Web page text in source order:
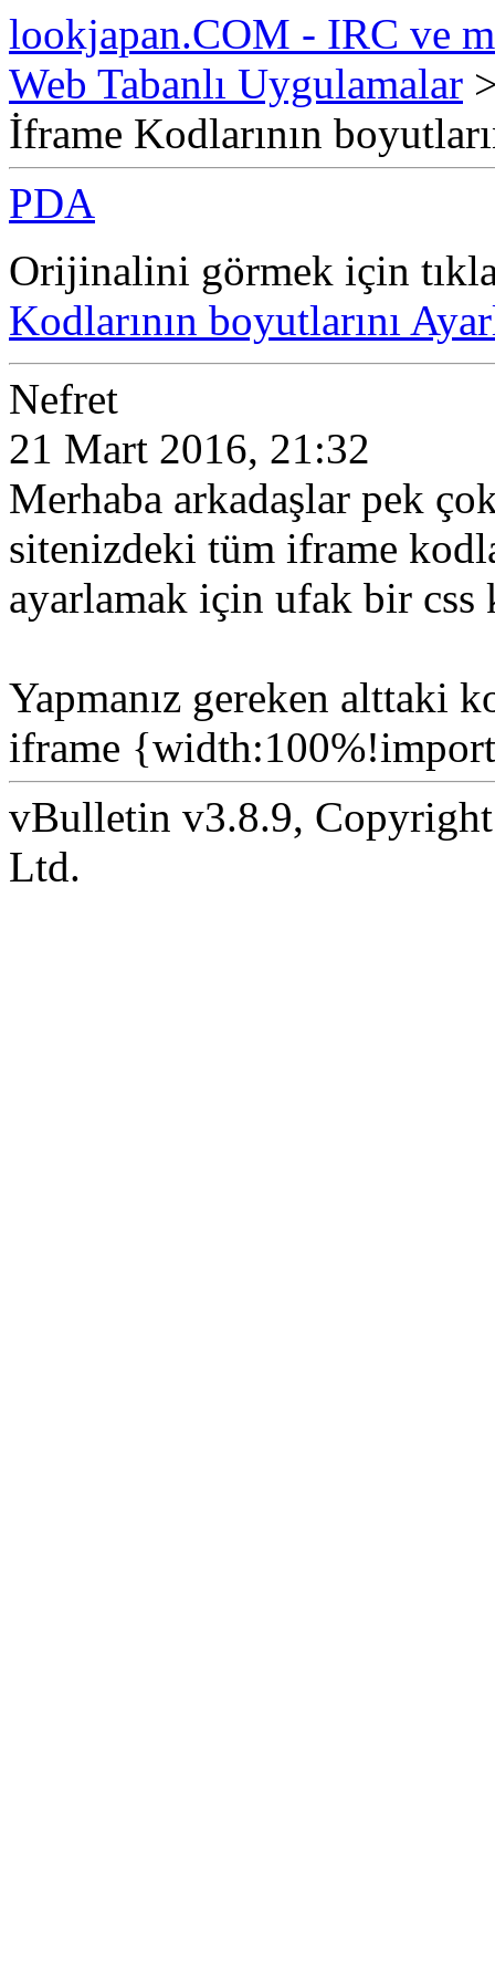
lookjapan.COM - IRC ve
Web Tabanlı Uygulamalar
İframe Kodlarının
PDA
Orijinalini görmek için
Kodlarının boyutlarını
Nefret
21 Mart 2016, 21:32
Merhaba arkadaşlar pek
sitenizdeki tüm iframe
ayarlamak için ufak bir
Yapmanız gereken alttaki
iframe
vBulletin v3.8.9,
Ltd.